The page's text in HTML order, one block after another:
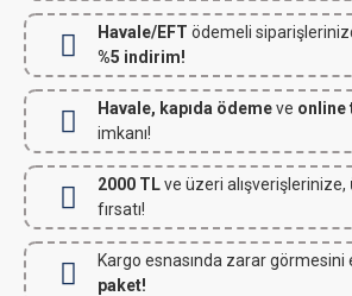
Havale/EFT ödemeli
%5 indirim!
Havale, kapıda ödemeve online
imkanı!
2000 TLve üzeri alışverişlerinize,
fırsatı!
Kargo esnasında zarar görmesini
paket!